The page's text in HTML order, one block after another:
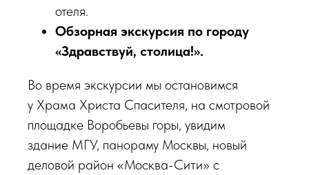
отеля.
Обзорная экскурсия по городу
«Здравствуй, столица!».
Во время экскурсии мы остановимся
у Храма Христа Спасителя, на смотровой
площадке Воробьевы горы, увидим
здание МГУ, панораму Москвы, новый
деловой район «Москва-Сити» с